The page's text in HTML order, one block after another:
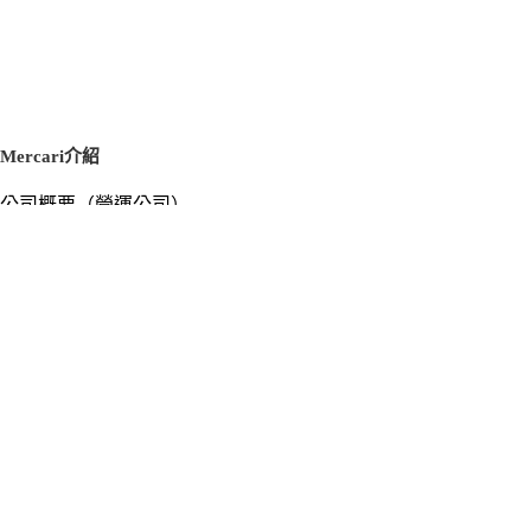
Mercari介紹
公司概要（營運公司）